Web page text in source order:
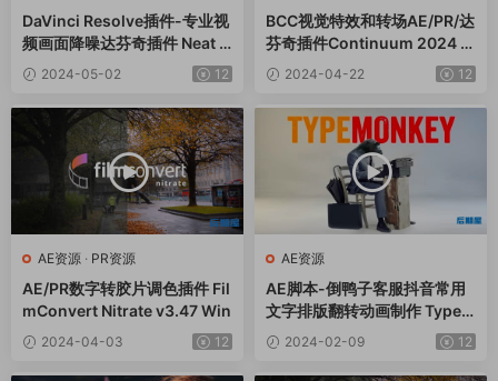
DaVinci Resolve插件-专业视
频画面降噪达芬奇插件 Neat V
ideo Pro 5.6.0 Win CE
2024-05-02 12
芬奇资源
BCC视觉特效和转场AE/PR/达
芬奇插件Continuum 2024 v
17.0.5 CE Win一键安装版
2024-04-22 12
AE资源 · PR资源
AE/PR数字转胶片调色插件 Fil
mConvert Nitrate v3.47 Win
2024-04-03 12
AE资源
AE脚本-倒鸭子客服抖音常用
文字排版翻转动画制作 TypeM
onkey v1.25+使用教程
2024-02-09 12